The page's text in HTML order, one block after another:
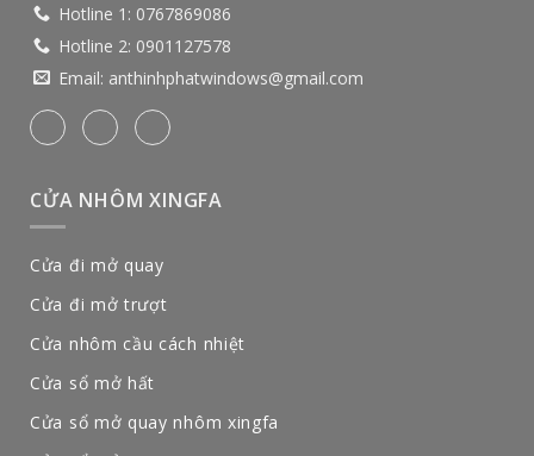
Hotline 1: 0767869086
Hotline 2: 0901127578
Email: anthinhphatwindows@gmail.com
CỬA NHÔM XINGFA
Cửa đi mở quay
Cửa đi mở trượt
Cửa nhôm cầu cách nhiệt
Cửa sổ mở hất
Cửa sổ mở quay nhôm xingfa